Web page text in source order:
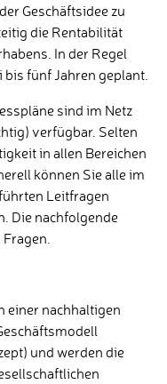
Geschäftsidee zu
die Rentabilität
In der Regel
fünf Jahren geplant.
sind im Netz
verfügbar. Selten
in allen Bereichen
können Sie alle im
Leitfragen
Die nachfolgende
einer nachhaltigen
und werden die